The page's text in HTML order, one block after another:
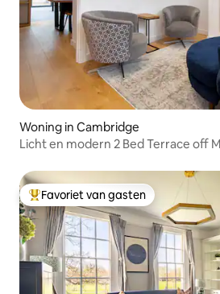
Woning in Cambridge
Licht en modern 2 Bed Terrace off
Topfavoriet van gasten
Favoriet van gasten